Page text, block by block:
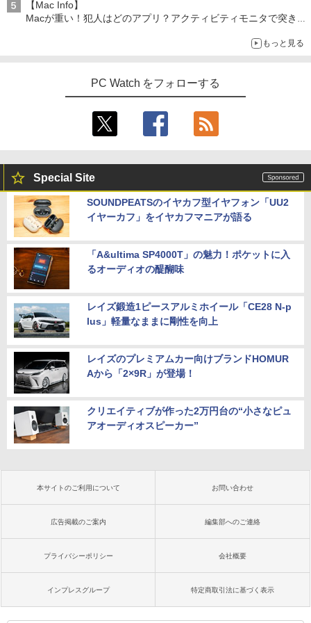
【Mac Info】
Macが重い！犯人はどのアプリ？アクティビティモニタで突き止
もっと見る
PC Watch をフォローする
Special Site
SOUNDPEATSのイヤカフ型イヤフォン「UU2
イヤーカフ」をイヤカフマニアが語る
「A&ultima SP4000T」の魅力！ポケットに入
るオーディオの醍醐味
レイズ鍛造1ピースアルミホイール「CE28 N-p
lus」軽量なままに剛性を向上
レイズのプレミアムカー向けブランドHOMUR
Aから「2×9R」が登場！
クリエイティブが作った2万円台の“小さなピュ
アオーディオスピーカー”
本サイトのご利用について お問い合わせ
広告掲載のご案内 編集部へのご連絡
プライバシーポリシー 会社概要
インプレスグループ 特定商取引法に基づく表示